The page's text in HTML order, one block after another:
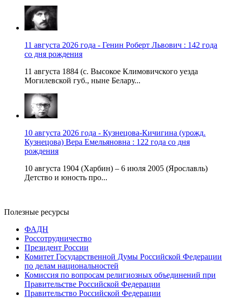
11 августа 2026 года - Генин Роберт Львович : 142 года
со дня рождения
11 августа 1884 (с. Высокое Климовичского уезда
Могилевской губ., ныне Белару...
10 августа 2026 года - Кузнецова-Кичигина (урожд.
Кузнецова) Вера Емельяновна : 122 года со дня
рождения
10 августа 1904 (Харбин) – 6 июля 2005 (Ярославль)
Детство и юность про...
Полезные ресурсы
ФАДН
Россотрудничество
Президент России
Комитет Государственной Думы Российской Федерации
по делам национальностей
Комиссия по вопросам религиозных объединений при
Правительстве Российской Федерации
Правительство Российской Федерации